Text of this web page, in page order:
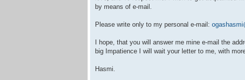
by means of e-mail.
Please write only to my personal e-mail:
I hope, that you will answer me mine e-mail the
big Impatience I will wait your letter to me, with
Hasmi.